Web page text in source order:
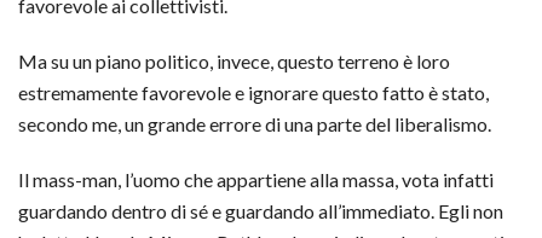
favorevole ai collettivisti.
Ma su un piano politico, invece, questo terreno è loro
estremamente favorevole e ignorare questo fatto è stato,
secondo me, un grande errore di una parte del liberalismo.
Il mass-man, l’uomo che appartiene alla massa, vota infatti
guardando dentro di sé e guardando all’immediato. Egli non